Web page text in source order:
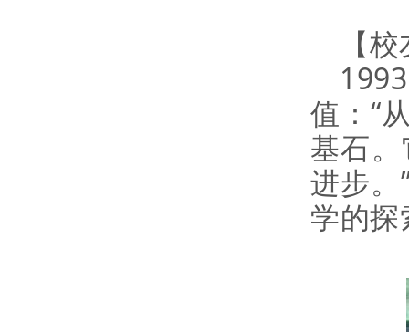
【
值：“
基石
进步。
学的